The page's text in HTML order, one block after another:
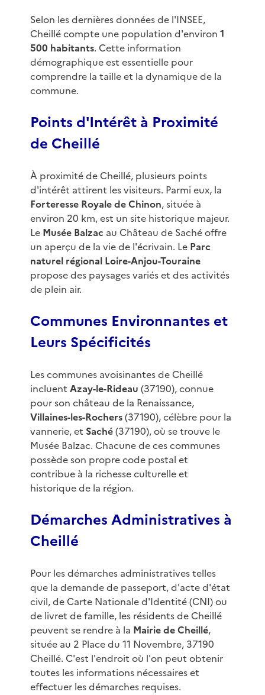
Selon les dernières données de l'INSEE,
Cheillé compte une population d'environ 1
500 habitants. Cette information
démographique est essentielle pour
comprendre la taille et la dynamique de la
commune.
Points d'Intérêt à Proximité
de Cheillé
À proximité de Cheillé, plusieurs points
d'intérêt attirent les visiteurs. Parmi eux, la
Forteresse Royale de Chinon, située à
environ 20 km, est un site historique majeur.
Le Musée Balzacau Château de Saché offre
un aperçu de la vie de l'écrivain. Le Parc
naturel régional Loire-Anjou-Touraine
propose des paysages variés et des activités
de plein air.
Communes Environnantes et
Leurs Spécificités
Les communes avoisinantes de Cheillé
incluent Azay-le-Rideau (37190), connue
pour son château de la Renaissance,
Villaines-les-Rochers(37190), célèbre pour la
vannerie, et Saché(37190), où se trouve le
Musée Balzac. Chacune de ces communes
possède son propre code postal et
contribue à la richesse culturelle et
historique de la région.
Démarches Administratives à
Cheillé
Pour les démarches administratives telles
que la demande de passeport, d'acte d'état
civil, de Carte Nationale d'Identité (CNI) ou
de livret de famille, les résidents de Cheillé
peuvent se rendre à la Mairie de Cheillé,
située au 2 Place du 11 Novembre, 37190
Cheillé. C'est l'endroit où l'on peut obtenir
toutes les informations nécessaires et
effectuer les démarches requises.